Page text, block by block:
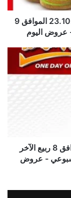
عروض العثيم مهرجان الطازج اليوم 23.10.2023 الموافق 9
عروض العثيم اليوم 23 أكتوبر 2023 الموافق 8 ربيع الآخر
- عروض